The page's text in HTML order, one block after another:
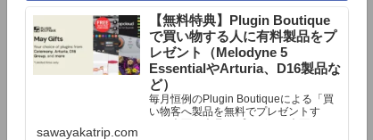
【無料特典】Plugin Boutique
で買い物する人に有料製品をプ
レゼント（Melodyne 5
EssentialやArturia、D16製品な
ど）
毎月恒例のPlugin Boutiqueによる「買
い物客へ製品を無料でプレゼントす
る」企画。今月もプレゼント企画が用
sawayakatrip.com